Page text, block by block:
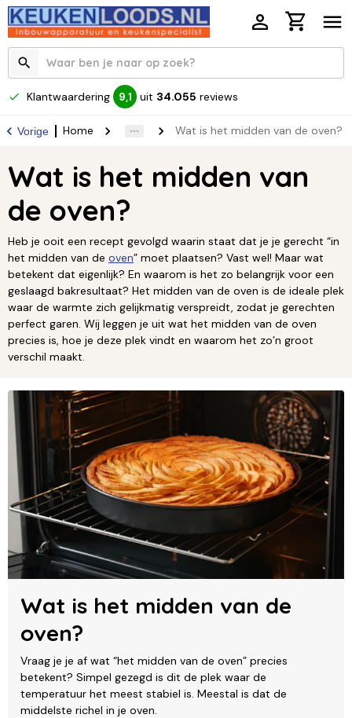
Klantwaardering 9,1 uit 34.055 reviews
Vorige Home Wat is het midden van de oven?
Wat is het midden van
de oven?
Heb je ooit een recept gevolgd waarin staat dat je je gerecht “in
het midden van de oven” moet plaatsen? Vast wel! Maar wat
betekent dat eigenlijk? En waarom is het zo belangrijk voor een
geslaagd bakresultaat? Het midden van de oven is de ideale plek
waar de warmte zich gelijkmatig verspreidt, zodat je gerechten
perfect garen. Wij leggen je uit wat het midden van de oven
precies is, hoe je deze plek vindt en waarom het zo’n groot
verschil maakt.
Wat is het midden van de
oven?
Vraag je je af wat “het midden van de oven” precies
betekent? Simpel gezegd is dit de plek waar de
temperatuur het meest stabiel is. Meestal is dat de
middelste richel in je oven.